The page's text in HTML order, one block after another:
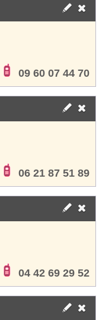
09 60 07 44 70
06 21 87 51 89
04 42 69 29 52